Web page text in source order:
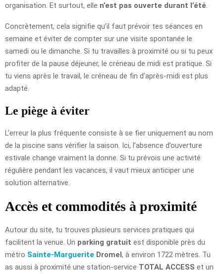
organisation. Et surtout, elle n’est pas ouverte durant l’été
Concrètement, cela signifie qu’il faut prévoir tes séances en
semaine et éviter de compter sur une visite spontanée le
samedi ou le dimanche. Si tu travailles à proximité ou si tu peux
profiter de la pause déjeuner, le créneau de midi est pratique. Si
tu viens après le travail, le créneau de fin d’après-midi est plus
adapté.
Le piège à éviter
L’erreur la plus fréquente consiste à se fier uniquement au nom
de la piscine sans vérifier la saison. Ici, l’absence d’ouverture
estivale change vraiment la donne. Si tu prévois une activité
régulière pendant les vacances, il vaut mieux anticiper une
solution alternative.
Accès et commodités à proximité
Autour du site, tu trouves plusieurs services pratiques qui
facilitent la venue. Un parking gratuit est disponible près du
métro Sainte-Marguerite Dromel, à environ 1722 mètres. Tu
as aussi à proximité une station-service TOTAL ACCESS et un